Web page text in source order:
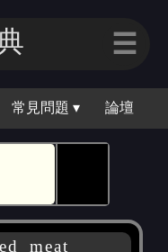
☰
常見問題 ▾ 論壇